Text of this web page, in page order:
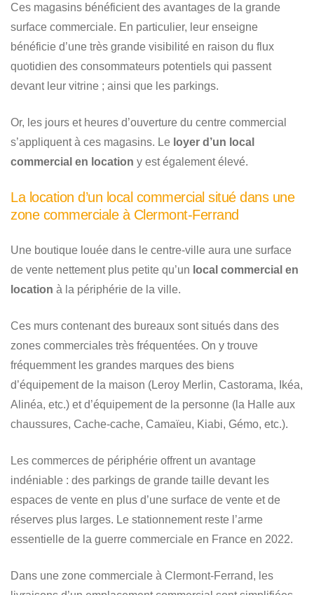
Ces magasins bénéficient des avantages de la grande
surface commerciale. En particulier, leur enseigne
bénéficie d’une très grande visibilité en raison du flux
quotidien des consommateurs potentiels qui passent
devant leur vitrine ; ainsi que les parkings.
Or, les jours et heures d’ouverture du centre commercial
s’appliquent à ces magasins. Le loyer d’un local
commercial en location y est également élevé.
La location d’un local commercial situé dans une
zone commerciale à Clermont-Ferrand
Une boutique louée dans le centre-ville aura une surface
de vente nettement plus petite qu’un local commercial en
location à la périphérie de la ville.
Ces murs contenant des bureaux sont situés dans des
zones commerciales très fréquentées. On y trouve
fréquemment les grandes marques des biens
d’équipement de la maison (Leroy Merlin, Castorama, Ikéa,
Alinéa, etc.) et d’équipement de la personne (la Halle aux
chaussures, Cache-cache, Camaïeu, Kiabi, Gémo, etc.).
Les commerces de périphérie offrent un avantage
indéniable : des parkings de grande taille devant les
espaces de vente en plus d’une surface de vente et de
réserves plus larges. Le stationnement reste l’arme
essentielle de la guerre commerciale en France en 2022.
Dans une zone commerciale à Clermont-Ferrand, les